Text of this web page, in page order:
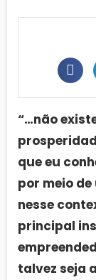
“…não
que eu
por meio
nesse
principal
talvez seja